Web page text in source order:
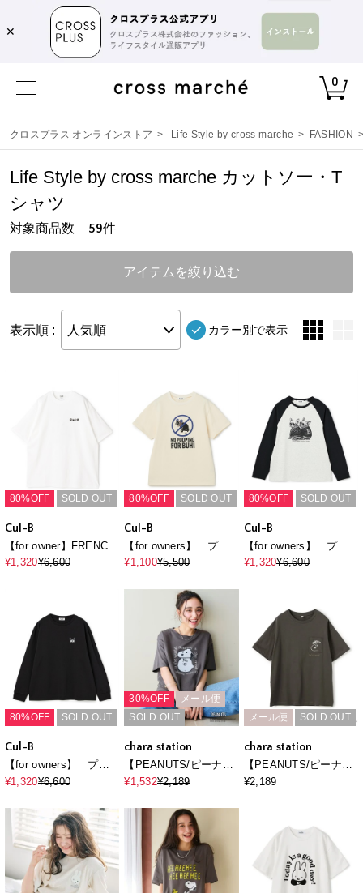
✕
0
クロスプラス オンラインストア > Life Style by cross marche > FASHION
対象商品数 59件
Life Style by cross marche カットソー・T
シャツ
アイテムを絞り込む
表示順 : 人気順 カラー別で表示
80%OFF SOLD OUT
Cul-B
【for owner】FRENCH
SPORTS TEE Cul-B/
¥1,320¥6,600
80%OFF SOLD OUT
Cul-B
【for owners】 プリ
ントTシャツ（no
Cul-B/キューブ/愛犬
¥1,100¥5,500
80%OFF SOLD OUT
Cul-B
【for owners】 プリ
ントTシャツ（BUHI
¥1,320¥6,600
80%OFF SOLD OUT
Cul-B
【for owners】 プリ
ントTシャツ
Cul-B/キューブ/愛犬
¥1,320¥6,600
30%OFF
メール便
SOLD OUT
chara station
【PEANUTS/ピーナッ
ツ】SNOOPY/スヌー
ラウンフェイスプリン
トTシャツ
¥1,532¥2,189
メール便 SOLD OUT
chara station
【PEANUTS/ピーナッ
ツ】SNOOPY/スヌー
¥2,189